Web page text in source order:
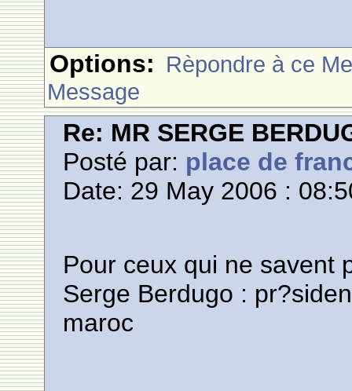
Options: Rèpondre à ce
Message
Re: MR SERGE
Posté par: place de
Date: 29 May 2006 :
Pour ceux qui ne savent
Serge Berdugo :
maroc